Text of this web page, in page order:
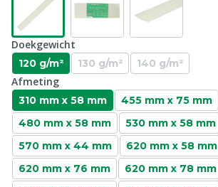
Doekgewicht
120 g/m² 130 g/m² 140 g/m²
Afmeting
310 mm x 58 mm
455 mm x 75 mm
480 mm x 58 mm
530 mm x 58 mm
570 mm x 44 mm
620 mm x 58 mm
620 mm x 76 mm
620 mm x 78 mm